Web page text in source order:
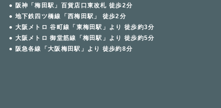
● 阪神「梅田駅」百貨店口東改札 徒歩2分
● 地下鉄四ツ橋線「西梅田駅」 徒歩2分
● 大阪メトロ 谷町線「東梅田駅」より 徒歩約3分
● 大阪メトロ 御堂筋線「梅田駅」より 徒歩約5分
● 阪急各線「大阪梅田駅」より 徒歩約8分